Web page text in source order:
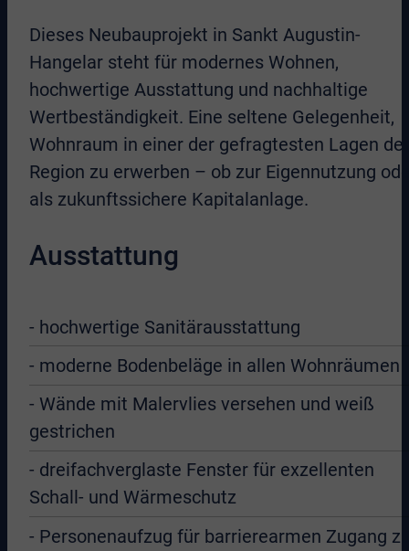
Dieses Neubauprojekt in Sankt Augustin-
Hangelar steht für modernes Wohnen,
hochwertige Ausstattung und nachhaltige
Wertbeständigkeit. Eine seltene Gelegenheit,
Wohnraum in einer der gefragtesten Lagen der
Region zu erwerben – ob zur Eigennutzung
als zukunftssichere Kapitalanlage.
Ausstattung
- hochwertige Sanitärausstattung
- moderne Bodenbeläge in allen Wohnräumen
- Wände mit Malervlies versehen und weiß
gestrichen
- dreifachverglaste Fenster für exzellenten
Schall- und Wärmeschutz
- Personenaufzug für barrierearmen Zugang